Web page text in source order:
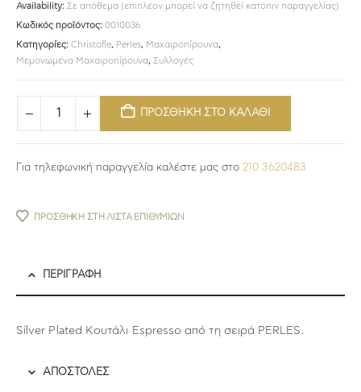
Availability: Σε απόθεμα (επιπλέον μπορεί να ζητηθεί κατόπιν παραγγελίας)
Κωδικός προϊόντος: 0010036
Κατηγορίες: Christofle, Perles, Μαχαιροπίρουνα,
Μεμονωμένα Μαχαιροπίρουνα, Συλλογές
ΠΡΟΣΘΗΚΗ ΣΤΟ ΚΑΛΑΘΙ
Για τηλεφωνική παραγγελία καλέστε μας στο 210 3620483
ΠΡΟΣΘΉΚΗ ΣΤΗ ΛΊΣΤΑ ΕΠΙΘΥΜΙΏΝ
ΠΕΡΙΓΡΑΦΉ
Silver Plated Κουτάλι Espresso από τη σειρά PERLES.
ΑΠΟΣΤΟΛΕΣ